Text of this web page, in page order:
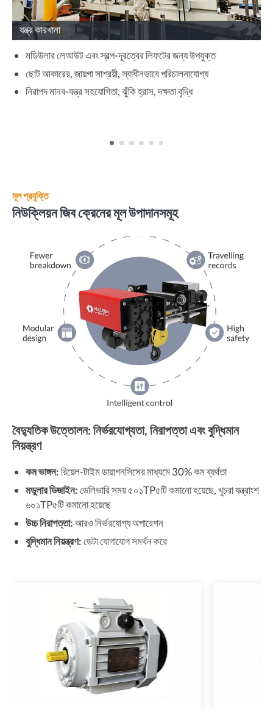
যন্ত্র কারখানা
মডিউলার লেআউট এবং স্বল্প-দূরত্বের লিফটের জন্য উপযুক্ত
ছোট আকারের, জায়গা সাশ্রয়ী, স্বাধীনভাবে পরিচালনাযোগ্য
নিরাপদ মানব-যন্ত্র সহযোগিতা, ঝুঁকি হ্রাস, দক্ষতা বৃদ্ধি
মূল প্রযুক্তি
নিউক্লিয়ন জিব ক্রেনের মূল উপাদানসমূহ
বৈদ্যুতিক উত্তোলন: নির্ভরযোগ্যতা, নিরাপত্তা এবং বুদ্ধিমান
নিয়ন্ত্রণ
কম ভাঙ্গন:রিয়েল-টাইম ডায়াগনসিসের মাধ্যমে 30% কম ব্যর্থতা
মডুলার ডিজাইন:ডেলিভারি সময় ৫০১TP৫টি কমানো হয়েছে, খুচরা যন্ত্রাংশ
৬০১TP৫টি কমানো হয়েছে
উচ্চ নিরাপত্তা:আরও নির্ভরযোগ্য অপারেশন
বুদ্ধিমান নিয়ন্ত্রণ:ডেটা যোগাযোগ সমর্থন করে